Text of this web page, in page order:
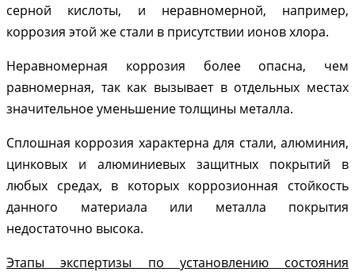
серной кислоты, и неравномерной, например,
коррозия этой же стали в присутствии ионов хлора.
Неравномерная коррозия более опасна, чем
равномерная, так как вызывает в отдельных местах
значительное уменьшение толщины металла.
Сплошная коррозия характерна для стали, алюминия,
цинковых и алюминиевых защитных покрытий в
любых средах, в которых коррозионная стойкость
данного материала или металла покрытия
недостаточно высока.
Этапы экспертизы по установлению состояния